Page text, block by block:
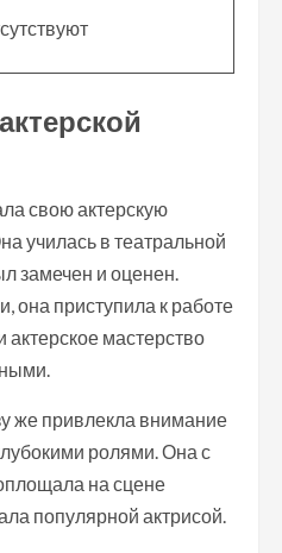
свою актерскую
училась в театральной
замечен и оценен.
она приступила к работе
актерское мастерство
же привлекла внимание
ролями. Она с
на сцене
популярной актрисой.